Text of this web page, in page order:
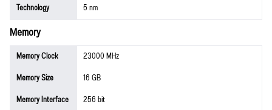
Technology
5 nm
Memory
Memory Clock
23000 MHz
Memory Size
16 GB
Memory Interface
256 bit